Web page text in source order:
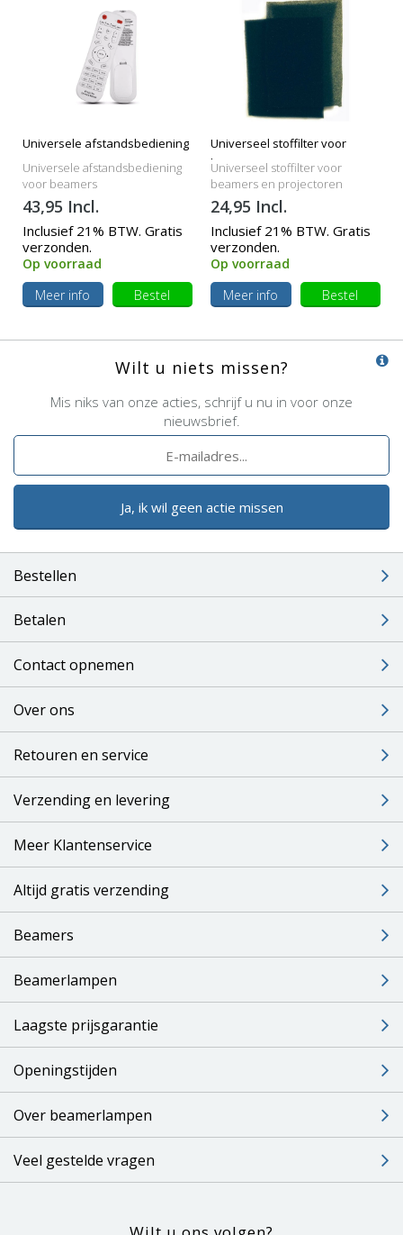
Universele afstandsbediening
Universele afstandsbediening
voor beamers
43,95 Incl.
Inclusief 21% BTW. Gratis
verzonden.
Op voorraad
Meer info
Bestel
Universeel stoffilter voor
beamers
Universeel stoffilter voor
beamers en projectoren
24,95 Incl.
Inclusief 21% BTW. Gratis
verzonden.
Op voorraad
Meer info
Bestel
Wilt u niets missen?
Mis niks van onze acties, schrijf u nu in voor onze
nieuwsbrief.
Ja, ik wil geen actie missen
Bestellen
Betalen
Contact opnemen
Over ons
Retouren en service
Verzending en levering
Meer Klantenservice
Altijd gratis verzending
Beamers
Beamerlampen
Laagste prijsgarantie
Openingstijden
Over beamerlampen
Veel gestelde vragen